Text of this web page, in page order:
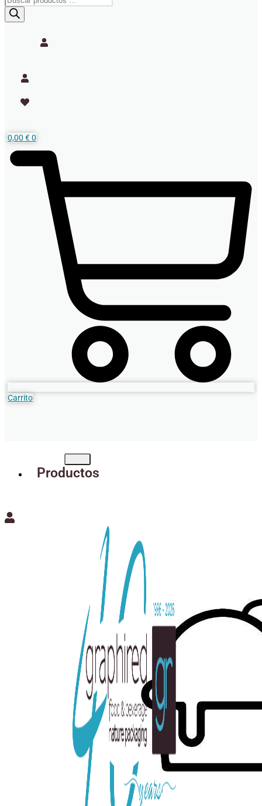
de
productos
0,00 €0
Carrito
Productos